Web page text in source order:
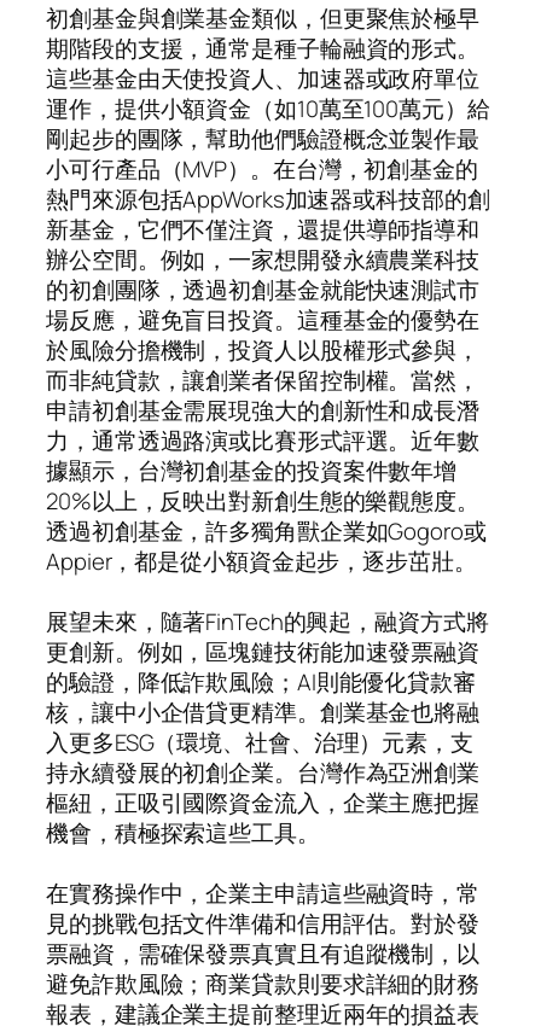
初創基金與創業基金類似，但更聚焦於極早
期階段的支援，通常是種子輪融資的形式。
這些基金由天使投資人、加速器或政府單位
運作，提供小額資金（如10萬至100萬元）給
剛起步的團隊，幫助他們驗證概念並製作最
小可行產品（MVP）。在台灣，初創基金的
熱門來源包括AppWorks加速器或科技部的創
新基金，它們不僅注資，還提供導師指導和
辦公空間。例如，一家想開發永續農業科技
的初創團隊，透過初創基金就能快速測試市
場反應，避免盲目投資。這種基金的優勢在
於風險分擔機制，投資人以股權形式參與，
而非純貸款，讓創業者保留控制權。當然，
申請初創基金需展現強大的創新性和成長潛
力，通常透過路演或比賽形式評選。近年數
據顯示，台灣初創基金的投資案件數年增
20%以上，反映出對新創生態的樂觀態度。
透過初創基金，許多獨角獸企業如Gogoro或
Appier，都是從小額資金起步，逐步茁壯。
展望未來，隨著FinTech的興起，融資方式將
更創新。例如，區塊鏈技術能加速發票融資
的驗證，降低詐欺風險；AI則能優化貸款審
核，讓中小企借貸更精準。創業基金也將融
入更多ESG（環境、社會、治理）元素，支
持永續發展的初創企業。台灣作為亞洲創業
樞紐，正吸引國際資金流入，企業主應把握
機會，積極探索這些工具。
在實務操作中，企業主申請這些融資時，常
見的挑戰包括文件準備和信用評估。對於發
票融資，需確保發票真實且有追蹤機制，以
避免詐欺風險；商業貸款則要求詳細的財務
報表，建議企業主提前整理近兩年的損益表